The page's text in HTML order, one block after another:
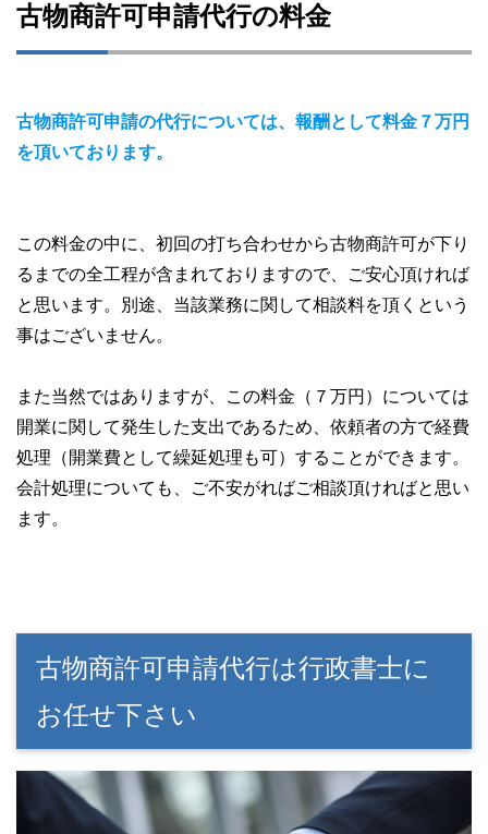
古物商許可申請代行の料金
古物商許可申請の代行については、報酬として料金７万円
を頂いております。
この料金の中に、初回の打ち合わせから古物商許可が下り
るまでの全工程が含まれておりますので、ご安心頂ければ
と思います。別途、当該業務に関して相談料を頂くという
事はございません。
また当然ではありますが、この料金（７万円）については
開業に関して発生した支出であるため、依頼者の方で経費
処理（開業費として繰延処理も可）することができます。
会計処理についても、ご不安がればご相談頂ければと思い
ます。
古物商許可申請代行は行政書士に
お任せ下さい